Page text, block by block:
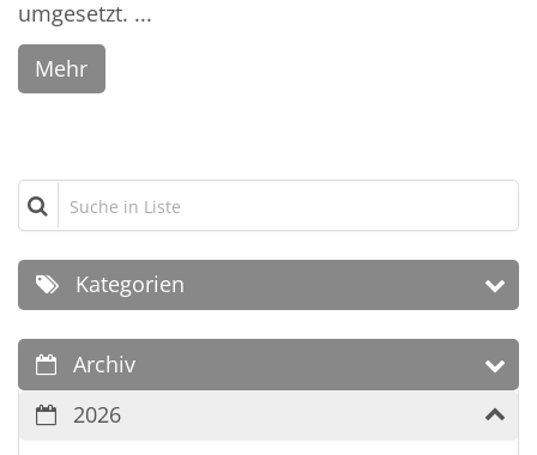
umgesetzt. ...
Mehr
Suche in Liste
Kategorien
Archiv
2026